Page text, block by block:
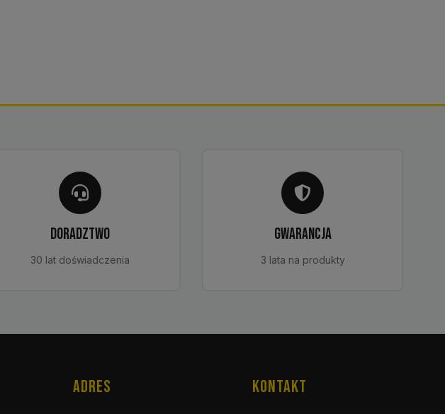
DORADZTWO
30 lat doświadczenia
GWARANCJA
3 lata na produkty
ADRES KONTAKT